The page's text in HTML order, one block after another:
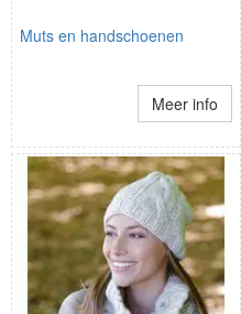
Muts en handschoenen
Meer info